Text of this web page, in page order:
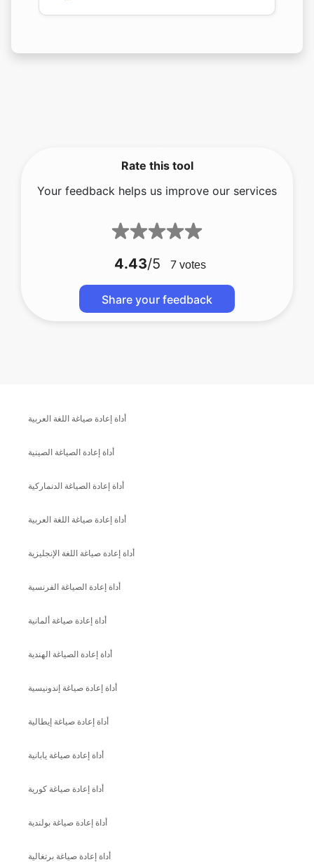
Rate this tool
Your feedback helps us improve our services
4.43/5 7votes
Share your feedback
أداة إعادة صياغة اللغة العربية
أداة إعادة الصياغة الصينية
أداة إعادة الصياغة الدنماركية
أداة إعادة صياغة اللغة العربية
أداة إعادة صياغة اللغة الإنجليزية
أداة إعادة الصياغة الفرنسية
أداة إعادة صياغة ألمانية
أداة إعادة الصياغة الهندية
أداة إعادة صياغة إندونيسية
أداة إعادة صياغة إيطالية
أداة إعادة صياغة يابانية
أداة إعادة صياغة كورية
أداة إعادة صياغة بولندية
أداة إعادة صياغة برتغالية